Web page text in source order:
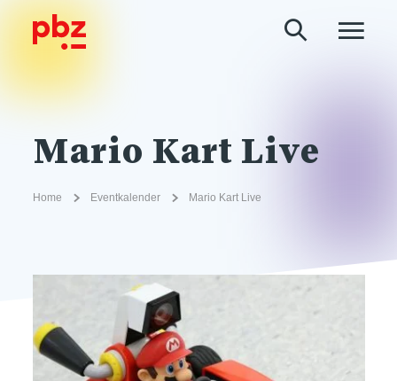
Mario Kart Live
Home Eventkalender Mario Kart Live